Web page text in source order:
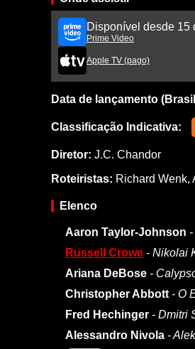
Disponível desde 15
Prime Video
Apple TV (pago)
Data de lançamento
Classificação Indicativa:
Diretor: J.C. Chandor
Roteiristas: Richard Wenk,
Elenco
Aaron Taylor-Johnson
Russell Crowe - Nikolai
Ariana DeBose -
Christopher Abbott - O
Fred Hechinger - Dmitri
Alessandro Nivola -